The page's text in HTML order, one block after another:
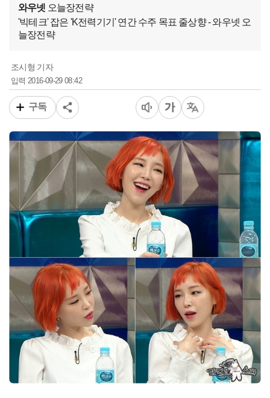
와우넷 오늘장전략
'빅테크' 잡은 'K전력기기' 연간 수주 목표 줄상향 - 와우넷 오
늘장전략
조시형 기자
입력 2016-09-29 08:42
구독